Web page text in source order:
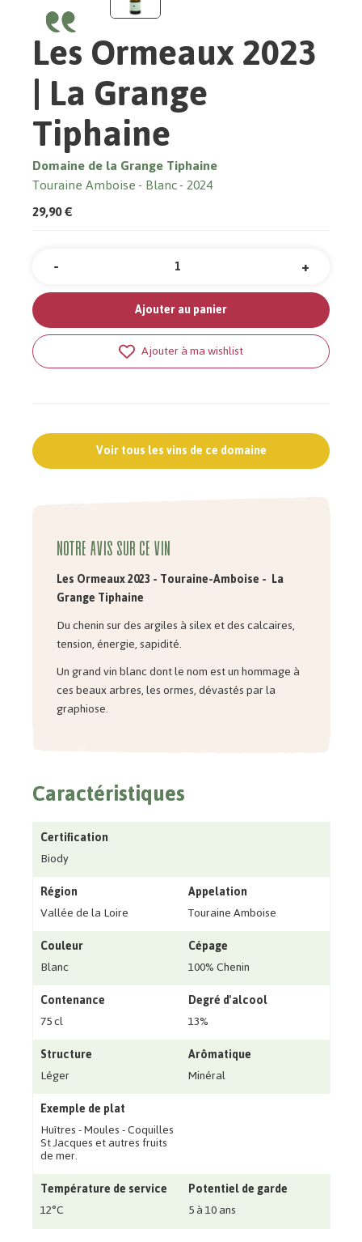
Les Ormeaux 2023
| La Grange
Tiphaine
Domaine de la Grange Tiphaine
Touraine Amboise Blanc 2024
29,90 €
Quantité +
-
Ajouter au panier
Ajouter à ma wishlist
Voir tous les vins de ce domaine
Notre avis sur ce vin
Les Ormeaux 2023 - Touraine-Amboise- La
Grange Tiphaine
Du chenin sur des argiles à silex et des calcaires,
tension, énergie, sapidité.
Un grand vin blanc dont le nom est un hommage à
ces beaux arbres, les ormes, dévastés par la
graphiose.
Caractéristiques
Certification
Biody
Région
Vallée de la Loire
Appelation
Touraine Amboise
Couleur
Blanc
Cépage
100% Chenin
Contenance
75 cl
Degré d'alcool
13%
Structure
Léger
Arômatique
Minéral
Exemple de plat
Huîtres - Moules - Coquilles
St Jacques et autres fruits
de mer.
Température de service
12°C
Potentiel de garde
5 à 10 ans